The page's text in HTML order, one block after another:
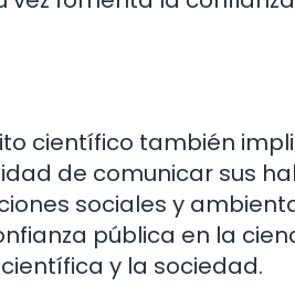
científico también
de comunicar sus
sociales y
pública en la
y la sociedad.